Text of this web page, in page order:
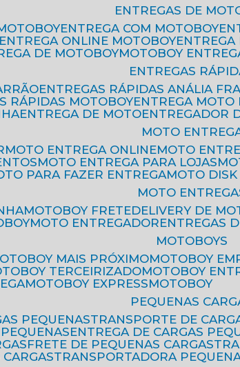
ENTREGAS DE
ENTREGA COM MOTOBOY
ENTREGA ONLINE MOTOBOY
DE MOTOBOY MOTOBOY
ENTREGAS
ENTREGAS RÁPIDAS ANÁLIA
RÁPIDAS MOTOBOY ENTREGA
ENTREGA DE MOTO
ENTREGADOR
MOTO
MOTO ENTREGA ONLINE
MOTO
MOTO ENTREGA PARA LOJAS
PARA FAZER ENTREGA MOTO
MOTO
MOTOBOY FRETE DELIVERY DE
MOTO ENTREGADOR ENTREGAS
MOTOBOYS
MOTOBOY MAIS PRÓXIMO MOTOBOY
TERCEIRIZADO MOTOBOY
MOTOBOY EXPRESS
MOTOBOY
PEQUENAS
PEQUENAS
TRANSPORTE DE
ENTREGA DE CARGAS
FRETE DE PEQUENAS CARGAS
TRANSPORTADORA